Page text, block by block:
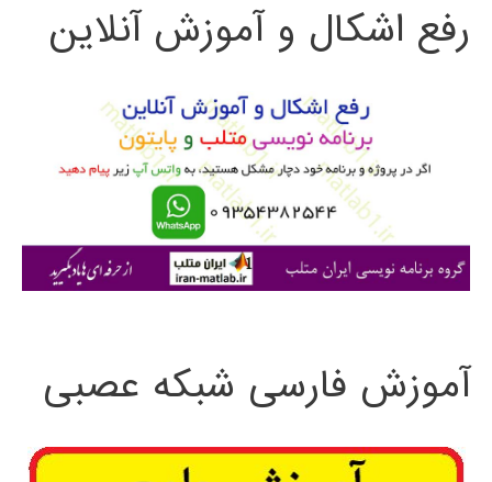
ج
ی
رفع اشکال و آموزش آنلاین
آموزش فارسی شبکه عصبی